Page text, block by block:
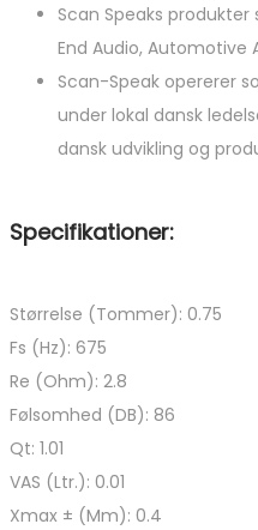
Scan Speaks
End Audio, Automotive
Scan-Speak opererer
under lokal dansk
dansk udvikling og
Specifikationer:
Størrelse (Tommer): 0.75
Fs (Hz): 675
Re (Ohm): 2.8
Følsomhed (DB): 86
Qt: 1.01
VAS (Ltr.): 0.01
Xmax ± (Mm): 0.4